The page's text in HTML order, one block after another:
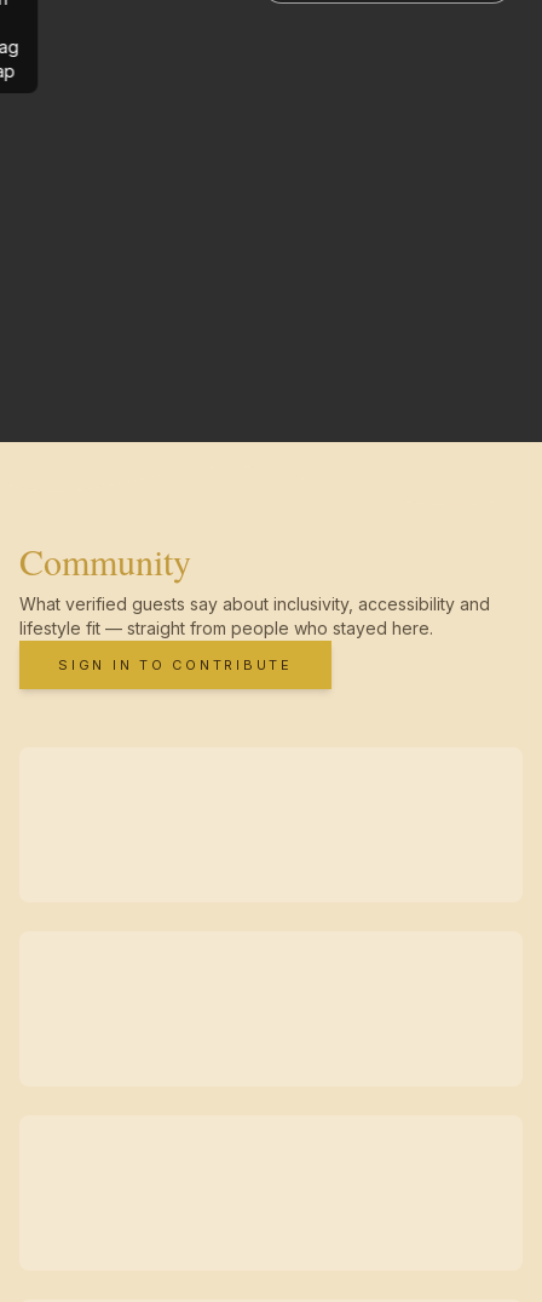
Community
What verified guests say about inclusivity, accessibility and
lifestyle fit — straight from people who stayed here.
SIGN IN TO CONTRIBUTE